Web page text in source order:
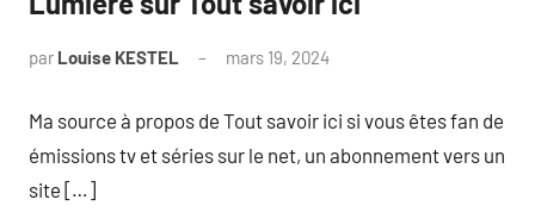
par Louise KESTEL mars 19, 2024
Ma source à propos de Tout savoir ici si vous êtes fan de
émissions tv et séries sur le net, un abonnement vers un
site […]